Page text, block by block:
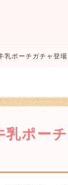
乳ポーチガチャ登場
乳ポー